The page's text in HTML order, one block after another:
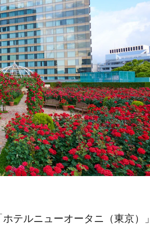
ホテルニューオータニ（東京）」